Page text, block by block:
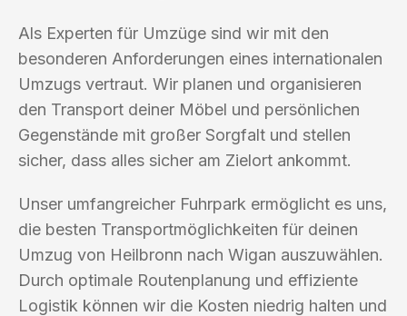
Als Experten für Umzüge sind wir mit den
besonderen Anforderungen eines internationalen
Umzugs vertraut. Wir planen und organisieren
den Transport deiner Möbel und persönlichen
Gegenstände mit großer Sorgfalt und stellen
sicher, dass alles sicher am Zielort ankommt.
Unser umfangreicher Fuhrpark ermöglicht es uns,
die besten Transportmöglichkeiten für deinen
Umzug von Heilbronn nach Wigan auszuwählen.
Durch optimale Routenplanung und effiziente
Logistik können wir die Kosten niedrig halten und